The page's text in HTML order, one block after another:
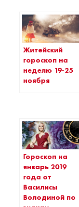
Житейский
гороскоп на
неделю 19-25
ноября
Гороскоп на
январь 2019
года от
Василисы
Володиной по